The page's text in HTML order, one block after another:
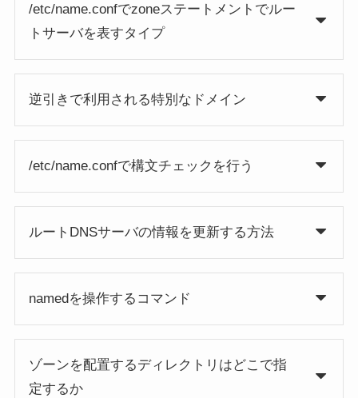
/etc/name.confでzoneステートメントでルー
トサーバを表すタイプ
逆引きで利用される特別なドメイン
/etc/name.confで構文チェックを行う
ルートDNSサーバの情報を更新する方法
namedを操作するコマンド
ゾーンを配置するディレクトリはどこで指
定するか